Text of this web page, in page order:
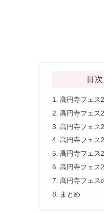
目次
高円寺フェス
高円寺フェス
高円寺フェス
高円寺フェス
高円寺フェス
高円寺フェス
高円寺フェス
まとめ